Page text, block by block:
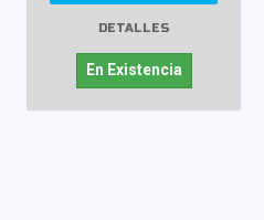
DETALLES
En Existencia